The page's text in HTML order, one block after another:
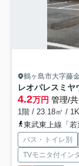
鶴ヶ島市大字藤
レオパレスミヤ
4.2万円 管理/
1階 / 23.18㎡ /
東武東上線「
バス・トイレ別
TVモニタ付イン